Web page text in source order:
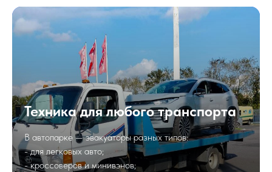
Техника для любого транспорта
В автопарке — эвакуаторы разных типов:
- для легковых авто;
- кроссоверов и минивэнов;